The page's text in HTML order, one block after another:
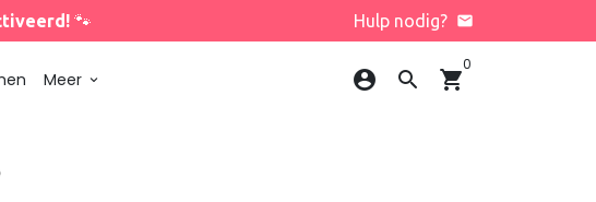
🐾 Hulp nodig? email
Meer keyboard_arrow_down account_circle search shopping_cart
0